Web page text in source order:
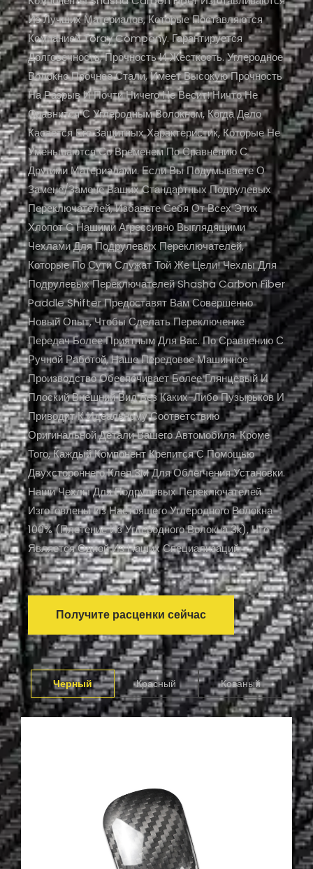
Из Лучших Материалов, Которые Поставляются
Компанией Toray Company. Гарантируется
Долговечность, Прочность И Жесткость. Углеродное
Волокно Прочнее Стали, Имеет Высокую Прочность
На Разрыв И Почти Ничего Не Весит! Ничто Не
Сравнится С Углеродным Волокном, Когда Дело
Касается Его Защитных Характеристик, Которые Не
Уменьшаются Со Временем По Сравнению С
Другими Материалами. Если Вы Подумываете О
Замене/замене Ваших Стандартных Подрулевых
Переключателей, Избавьте Себя От Всех Этих
Хлопот С Нашими Агрессивно Выглядящими
Чехлами Для Подрулевых Переключателей,
Которые По Сути Служат Той Же Цели! Чехлы Для
Подрулевых Переключателей Shasha Carbon Fiber
Paddle Shifter Предоставят Вам Совершенно
Новый Опыт, Чтобы Сделать Переключение
Передач Более Приятным Для Вас. По Сравнению С
Ручной Работой, Наше Передовое Машинное
Производство Обеспечивает Более Глянцевый И
Плоский Внешний Вид Без Каких-Либо Пузырьков И
Приводит К Идеальному Соответствию
Оригинальной Детали Вашего Автомобиля. Кроме
Того, Каждый Компонент Крепится С Помощью
Двухстороннего Клея 3M Для Облегчения Установки.
Наши Чехлы Для Подрулевых Переключателей
Изготовлены Из Настоящего Углеродного Волокна
100% (плетение Из Углеродного Волокна 3k), Что
Является Одной Из Наших Специализаций.
Получите расценки сейчас
Черный Красный Кованый